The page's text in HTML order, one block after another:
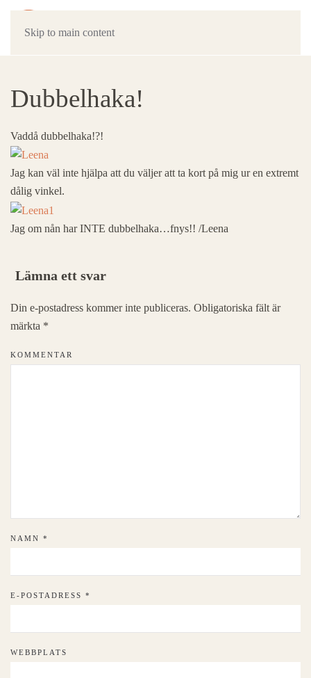
Skip to main content
Dubbelhaka!
Vaddå dubbelhaka!?!
Jag kan väl inte hjälpa att du väljer att ta kort på mig ur en extremt
dålig vinkel.
Jag om nån har INTE dubbelhaka…fnys!! /Leena
Lämna ett svar
Din e-postadress kommer inte publiceras. Obligatoriska fält är
märkta *
KOMMENTAR
NAMN *
E-POSTADRESS *
WEBBPLATS